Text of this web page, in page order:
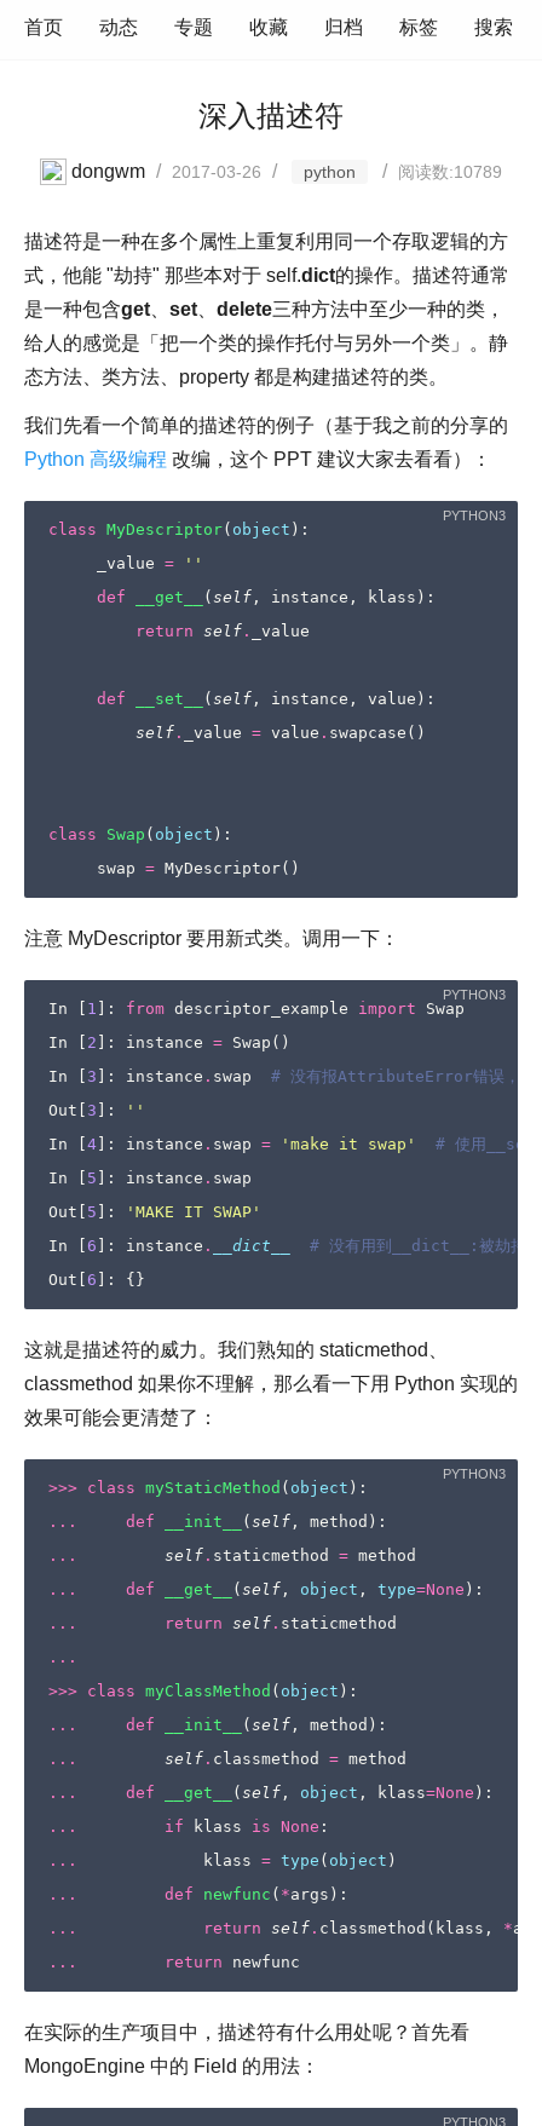
首页 动态 专题 收藏 归档 标签 搜索
深入描述符
dongwm / 2017-03-26 / python / 阅读数:10789
描述符是一种在多个属性上重复利用同一个存取逻辑的方
式，他能 "劫持" 那些本对于 self.dict的操作。描述符通常
是一种包含get set delete三种方法中至少一种的类，
给人的感觉是「把一个类的操作托付与另外一个类」。静
态方法、类方法、property 都是构建描述符的类。
我们先看一个简单的描述符的例子（基于我之前的分享的
Python 高级编程 改编，这个 PPT 建议大家去看看）：
class MyDescriptor( object ):
_value =
''
def
__get__ ( self , instance , klass ):
return self . _value
def __set__ ( self , instance , value ):
self . _value = value . swapcase ()
class Swap ( object ):
swap = MyDescriptor()
注意 MyDescriptor 要用新式类。调用一下：
In 1 ]: from descriptor_example import
Swap
In
2 ]: instance = Swap ()
In
3 ]: instance . swap
# 没有报AttributeError错误，因为
Out
3 ]:
''
In
4 ]: instance . swap = 'make it swap'
# 使用
In
5 ]: instance . swap
Out
5 ]:
'MAKE IT SWAP'
In
6 ]: instance . __dict__
# 没有用到__dict__:被劫持了
Out
6 ]: {}
这就是描述符的威力。我们熟知的 staticmethod、
classmethod 如果你不理解，那么看一下用 Python 实现的
效果可能会更清楚了：
>>> class myStaticMethod ( object ):
...
def __init__ ( self , method ):
...
self . staticmethod = method
...
def __get__ ( self , object , type=None ):
...
return self . staticmethod
...
>>> class myClassMethod ( object ):
...
def __init__ ( self , method ):
...
self . classmethod = method
...
def __get__ ( self , object , klass=None ):
...
if klass is None :
...
klass = type ( object )
...
def newfunc ( *args ):
...
return self . classmethod ( klass , *
...
return newfunc
在实际的生产项目中，描述符有什么用处呢？首先看
MongoEngine 中的 Field 的用法：